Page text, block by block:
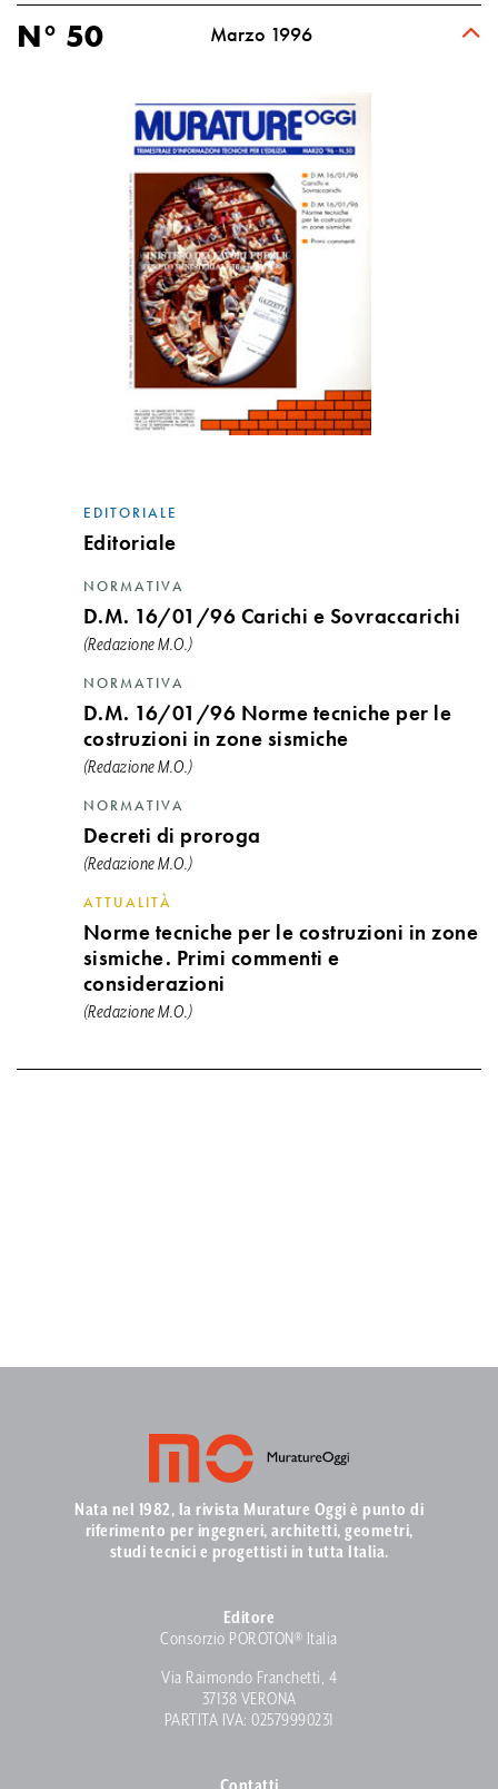
N° 50 Marzo 1996
EDITORIALE
Editoriale
NORMATIVA
D.M. 16/01/96 Carichi e Sovraccarichi
(Redazione M.O.)
NORMATIVA
D.M. 16/01/96 Norme tecniche per le
costruzioni in zone sismiche
(Redazione M.O.)
NORMATIVA
Decreti di proroga
(Redazione M.O.)
ATTUALITÀ
Norme tecniche per le costruzioni in zone
sismiche. Primi commenti e
considerazioni
(Redazione M.O.)
Nata nel 1982, la rivista Murature Oggi è punto di
riferimento per ingegneri, architetti, geometri,
studi tecnici e progettisti in tutta Italia.
Editore
Consorzio POROTON® Italia
Via Raimondo Franchetti, 4
37138 VERONA
PARTITA IVA: 02579990231